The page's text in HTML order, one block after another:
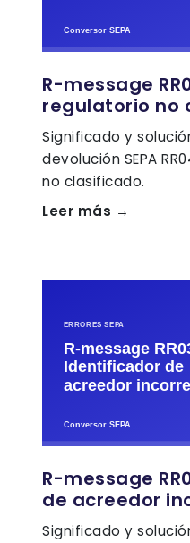
R-message
regulatorio no
Significado y
devolución SEPA
no clasificado.
Leer más →
R-message
de acreedor
Significado y